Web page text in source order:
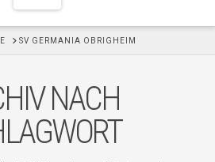
a
v
i
a
t
i
SV GERMANIA OBRIGHEIM
NACH